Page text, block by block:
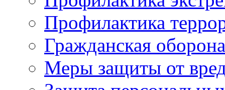
Профилактика
Гражданская оборона
Меры защиты от